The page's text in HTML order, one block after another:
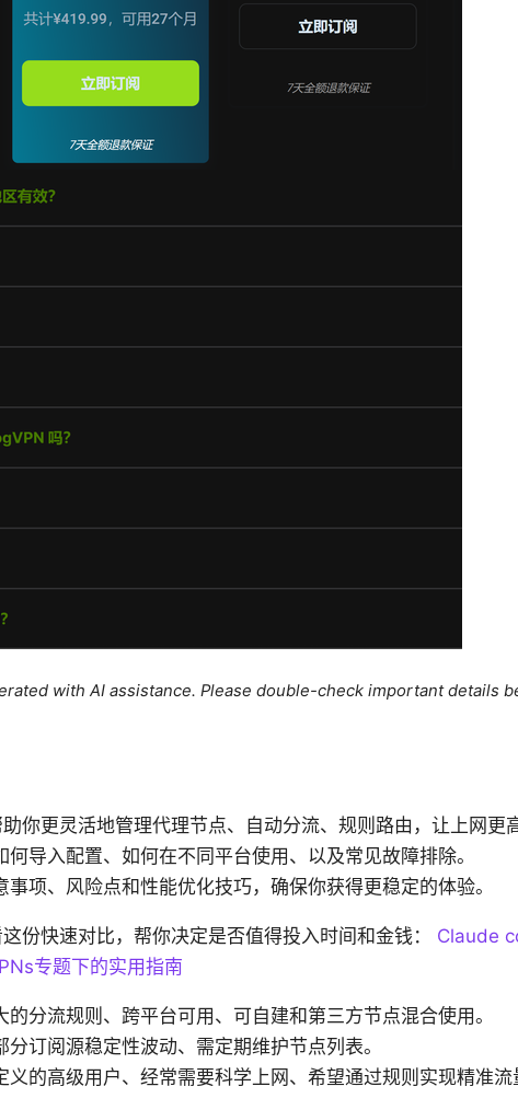
with AI assistance. Please double-check important details
你更灵活地管理代理节点、自动分流、规则路由，让上网更
导入配置、如何在不同平台使用、以及常见故障排除。
项、风险点和性能优化技巧，确保你获得更稳定的体验。
份快速对比，帮你决定是否值得投入时间和金钱： Claude
专题下的实用指南
分流规则、跨平台可用、可自建和第三方节点混合使用。
订阅源稳定性波动、需定期维护节点列表。
义的高级用户、经常需要科学上网、希望通过规则实现精准流